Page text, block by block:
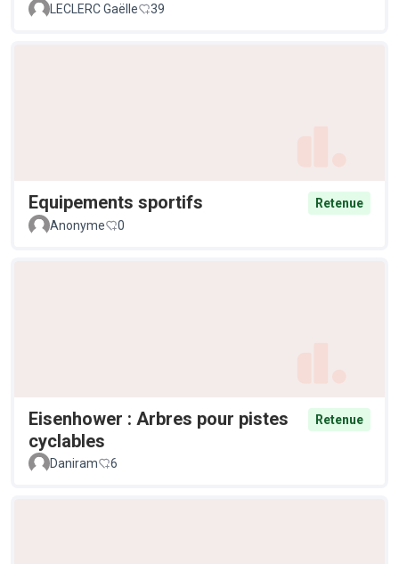
LECLERC Gaëlle 39
Equipements sportifs
Retenue
Anonyme
0
Eisenhower : Arbres pour pistes
cyclables
Retenue
Daniram 6